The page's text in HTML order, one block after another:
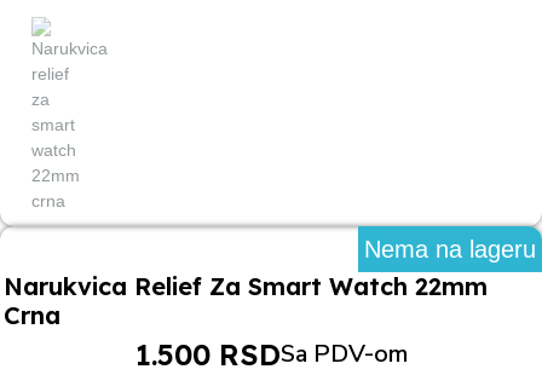
Nema na lageru
Narukvica Relief Za Smart Watch 22mm
Crna
1.500 RSDSa PDV-om